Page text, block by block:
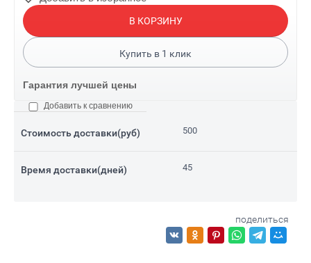
В КОРЗИНУ
Купить в 1 клик
Гарантия лучшей цены
Стоимость доставки(руб) 500
Время доставки(дней) 45
Добавить к сравнению
поделиться